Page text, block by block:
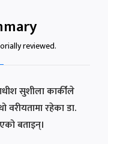
reviewed.
सुशीला कार्कीले
वरीयतामा रहेका डा.
बताइन्।